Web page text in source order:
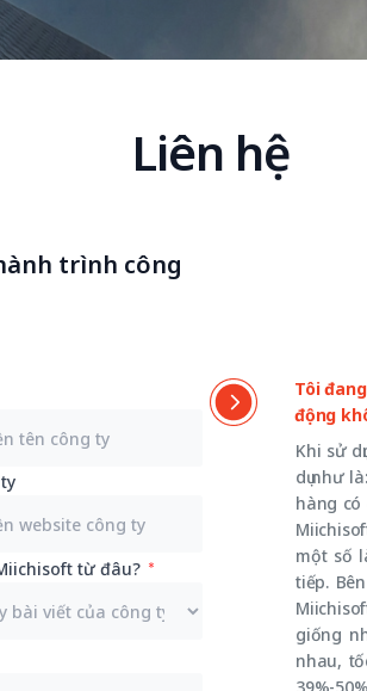
Liên hệ
trình công
từ đâu?
Tôi
động
Khi sử
dụ như
hàng
một số
tiếp.
giống
nhau,